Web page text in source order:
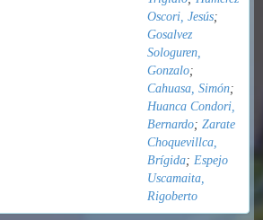
Oscori, Jesús;
Gosalvez
Sologuren,
Gonzalo;
Cahuasa, Simón;
Huanca Condori,
Bernardo; Zarate
Choquevillca,
Brígida; Espejo
Uscamaita,
Rigoberto